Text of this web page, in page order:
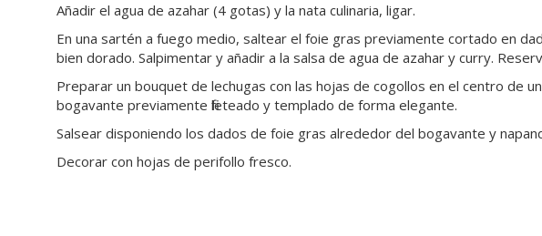
Añadir el agua de azahar (4 gotas) y la nata culinaria, ligar.
En una sartén a fuego medio, saltear el foie gras previamente cortado en
bien dorado. Salpimentar y añadir a la salsa de agua de azahar y curry.
Preparar un bouquet de lechugas con las hojas de cogollos en el centro de
bogavante previamente fileteado y templado de forma elegante.
Salsear disponiendo los dados de foie gras alrededor del bogavante y
Decorar con hojas de perifollo fresco.